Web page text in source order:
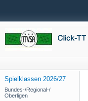
Spielklassen 2026/27
Bundes-/Regional-/
Oberligen